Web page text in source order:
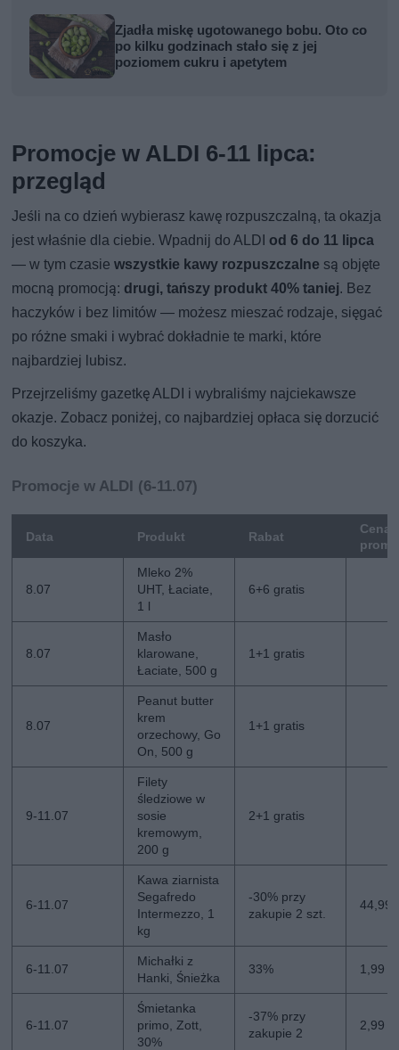
Zjadła miskę ugotowanego bobu. Oto co
po kilku godzinach stało się z jej
poziomem cukru i apetytem
Promocje w ALDI 6-11 lipca:
przegląd
Jeśli na co dzień wybierasz kawę rozpuszczalną, ta okazja
jest właśnie dla ciebie. Wpadnij do ALDI od 6 do 11 lipca
— w tym czasiewszystkie kawy rozpuszczalne są objęte
mocną promocją: drugi, tańszy produkt 40% taniej. Bez
haczyków i bez limitów — możesz mieszać rodzaje, sięgać
po różne smaki i wybrać dokładnie te marki, które
najbardziej lubisz.
Przejrzeliśmy gazetkę ALDI i wybraliśmy najciekawsze
okazje. Zobacz poniżej, co najbardziej opłaca się dorzucić
do koszyka.
Promocje w ALDI (6-11.07)
Data Produkt Rabat
Cena
8.07
Mleko 2%
UHT, Łaciate,
1 l
6+6 gratis
8.07
Masło
klarowane,
Łaciate, 500 g
1+1 gratis
8.07
Peanut butter
krem
orzechowy, Go
On, 500 g
1+1 gratis
9-11.07
Filety
śledziowe w
sosie
kremowym,
200 g
2+1 gratis
6-11.07
Kawa ziarnista
Segafredo
Intermezzo, 1
kg
-30% przy
zakupie 2 szt.
44,99
6-11.07
Michałki z
Hanki, Śnieżka
33% 1,99
6-11.07
Śmietanka
primo, Zott,
30%
-37% przy
zakupie 2
2,99